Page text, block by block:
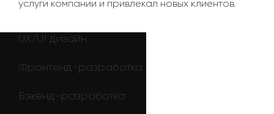
услуги компании и привлекал новых клиентов.
UX/UI дизайн
Фронтенд-разработка
Бэкенд-разработка